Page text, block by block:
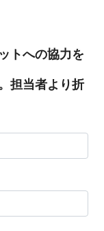
トへの協力を
担当者より折